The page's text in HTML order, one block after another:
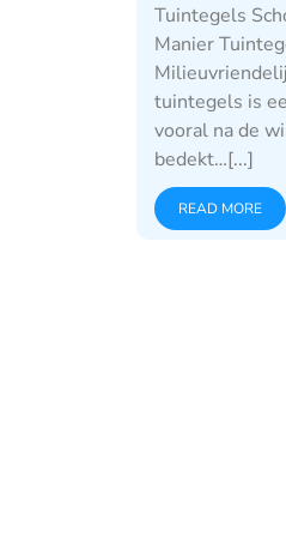
Tuintegels
Manier
tuintegels is
vooral na de
bedekt…[...]
READ MORE